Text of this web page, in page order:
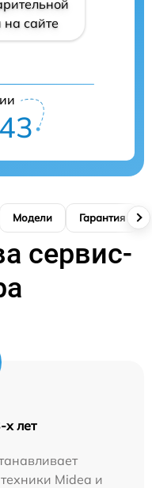
на сайте
Модели Гарантия
сервис-
х лет
Midea и